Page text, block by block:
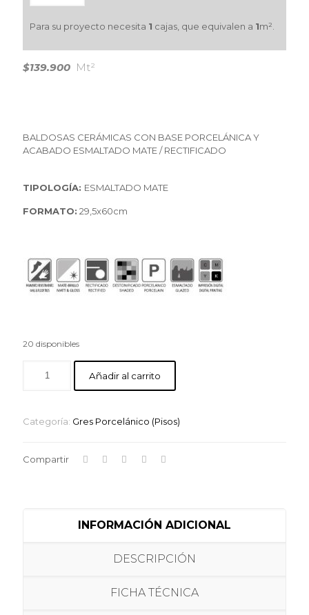
Para su proyecto necesita 1 cajas, que equivalen a 1m².
$139.900 Mt²
BALDOSAS CERÁMICAS CON BASE PORCELÁNICA Y
ACABADO ESMALTADO MATE / RECTIFICADO
TIPOLOGÍA: ESMALTADO MATE
FORMATO: 29,5x60cm
20 disponibles
Añadir al carrito
Categoría: Gres Porcelánico (Pisos)
Compartir
INFORMACIÓN ADICIONAL
DESCRIPCIÓN
FICHA TÉCNICA